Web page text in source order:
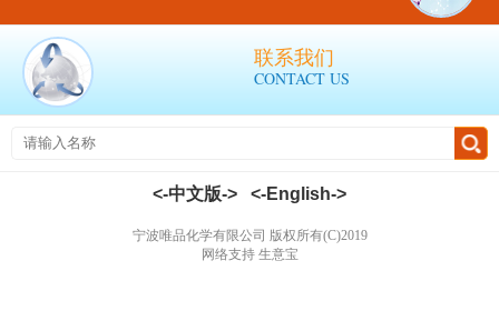
联系我们
CONTACT US
<-中文版-> <-English->
宁波唯品化学有限公司 版权所有(C)2019
网络支持生意宝